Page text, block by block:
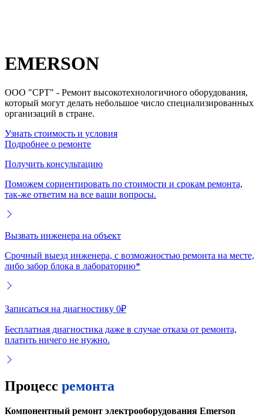
EMERSON
ООО "СРТ" - Ремонт высокотехнологичного оборудования,
который могут делать небольшое число специализированных
организаций в стране.
Узнать стоимость и условия
Подробнее о ремонте
Получить консультацию
Поможем сориентировать по стоимости и срокам ремонта,
так-же ответим на все ваши вопросы.
Вызвать инженера на объект
Срочный выезд инженера, с возможностью ремонта на месте,
либо забор блока в лабораторию*
Записаться на диагностику 0₽
Бесплатная диагностика даже в случае отказа от ремонта,
платить ничего не нужно.
Процесс ремонта
Компонентный ремонт электрооборудования Emerson